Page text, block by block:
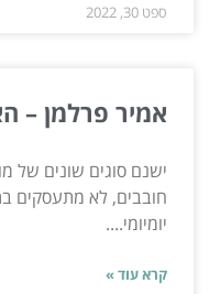
ספט 30, 2022
אמיר פרלמן –
ישנם סוגים שונים של
חובבים, לא מתעסקים
יומיומי....
קרא עוד »